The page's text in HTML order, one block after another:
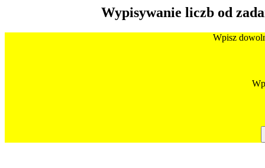
Wypisywanie liczb od
Wpisz